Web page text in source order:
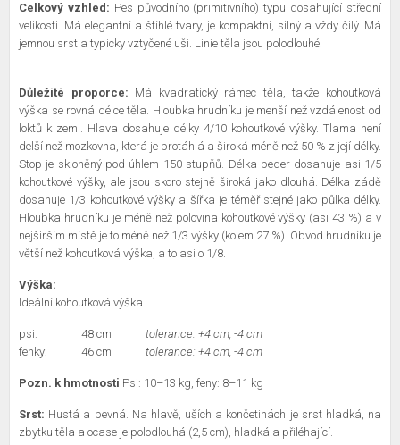
Celkový vzhled: Pes původního (primitivního) typu dosahující střední
velikosti. Má elegantní a štíhlé tvary, je kompaktní, silný a vždy čilý. Má
jemnou srst a typicky vztyčené uši. Linie těla jsou polodlouhé.
Důležité proporce: Má kvadratický rámec těla, takže kohoutková
výška se rovná délce těla. Hloubka hrudníku je menší než vzdálenost od
loktů k zemi. Hlava dosahuje délky 4/10 kohoutkové výšky. Tlama není
delší než mozkovna, která je protáhlá a široká méně než 50 % z její délky.
Stop je skloněný pod úhlem 150 stupňů. Délka beder dosahuje asi 1/5
kohoutkové výšky, ale jsou skoro stejně široká jako dlouhá. Délka zádě
dosahuje 1/3 kohoutkové výšky a šířka je téměř stejné jako půlka délky.
Hloubka hrudníku je méně než polovina kohoutkové výšky (asi 43 %) a v
nejširším místě je to méně než 1/3 výšky (kolem 27 %). Obvod hrudníku je
větší než kohoutková výška, a to asi o 1/8.
Výška:
Ideální kohoutková výška
psi: 48 cm
tolerance: +4 cm, -4 cm
fenky:
46 cm tolerance: +4 cm, -4 cm
Pozn. k hmotnosti Psi: 10–13 kg, feny: 8–11 kg
Srst: Hustá a pevná. Na hlavě, uších a končetinách je srst hladká, na
zbytku těla a ocase je polodlouhá (2,5 cm), hladká a přiléhající.